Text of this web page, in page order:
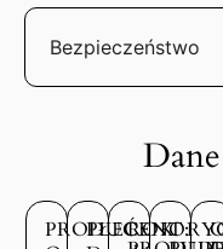
Bezpieczeństwo
PRODUCENT:
PŁEĆ:ROK